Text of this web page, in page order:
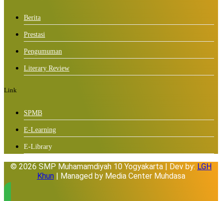
Berita
Prestasi
Pengumuman
Literary Review
Link
SPMB
E-Learning
E-Library
© 2026 SMP Muhamamdiyah 10 Yogyakarta | Dev by: LGH
Khun| Managed by Media Center Muhdasa